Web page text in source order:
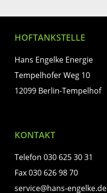
HOFTANKSTELLE
Hans Engelke Energie
Tempelhofer Weg 10
12099 Berlin-Tempelhof
KONTAKT
Telefon 030 625 30 31
Fax 030 626 98 70
service@hans-engelke.de